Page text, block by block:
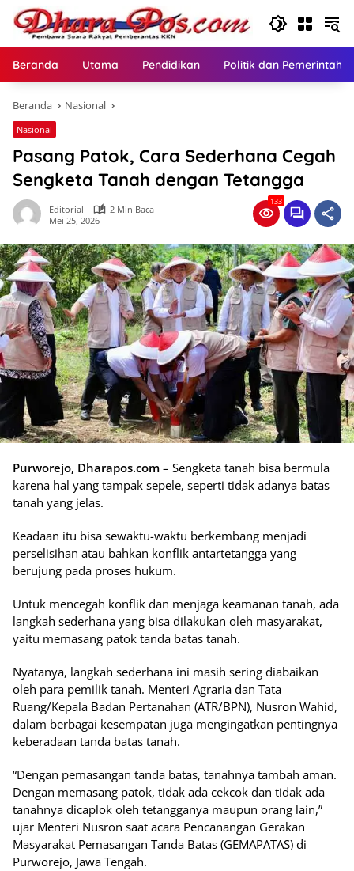
Langsung
konten
Beranda Utama Pendidikan Politik dan
Beranda Nasional
Nasional
Pasang Patok, Cara Sederhana Cegah
Sengketa Tanah dengan Tetangga
Editorial
2 Min Baca
Mei 25, 2026
133
Purworejo, Dharapos.com – Sengketa tanah bisa bermula
karena hal yang tampak sepele, seperti tidak adanya batas
tanah yang jelas.
Keadaan itu bisa sewaktu-waktu berkembang menjadi
perselisihan atau bahkan konflik antartetangga yang
berujung pada proses hukum.
Untuk mencegah konflik dan menjaga keamanan tanah, ada
langkah sederhana yang bisa dilakukan oleh masyarakat,
yaitu memasang patok tanda batas tanah.
Nyatanya, langkah sederhana ini masih sering diabaikan
oleh para pemilik tanah. Menteri Agraria dan Tata
Ruang/Kepala Badan Pertanahan (ATR/BPN), Nusron Wahid,
dalam berbagai kesempatan juga mengingatkan pentingnya
keberadaan tanda batas tanah.
“Dengan pemasangan tanda batas, tanahnya tambah aman.
Dengan memasang patok, tidak ada cekcok dan tidak ada
tanahnya dicaplok oleh tetangganya maupun orang lain,”
ujar Menteri Nusron saat acara Pencanangan Gerakan
Masyarakat Pemasangan Tanda Batas (GEMAPATAS) di
Purworejo, Jawa Tengah.